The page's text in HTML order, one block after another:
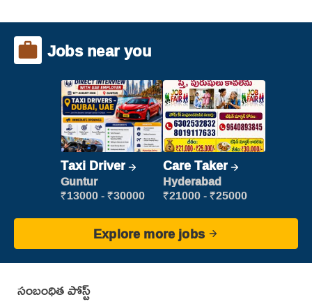
Jobs near you
Taxi Driver
Guntur
₹13000 - ₹30000
Care Taker
Hyderabad
₹21000 - ₹25000
Explore more jobs
సంబంధిత పోస్ట్